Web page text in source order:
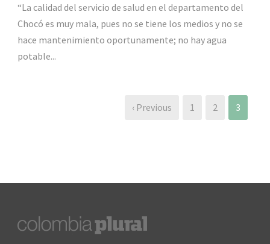
“La calidad del servicio de salud en el departamento del
Chocó es muy mala, pues no se tiene los medios y no se
hace mantenimiento oportunamente; no hay agua
potable...
‹ Previous 1 2 3